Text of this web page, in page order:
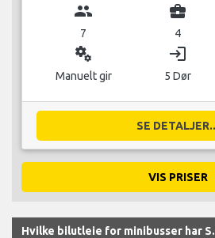
group
7
business_center
4
miscellaneous_services
Manuelt gir
login
5 Dør
SE
VIS PRISER
Hvilke bilutleie for minibusser har